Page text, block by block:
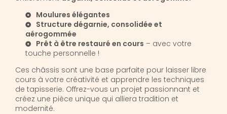
Moulures élégantes
Structure dégarnie, consolidée et
aérogommée
Prêt à être restauré en cours – avec votre
touche personnelle !
Ces châssis sont une base parfaite pour laisser libre
cours à votre créativité et apprendre les techniques
de tapisserie. Offrez-vous un projet passionnant et
créez une pièce unique qui alliera tradition et
modernité.